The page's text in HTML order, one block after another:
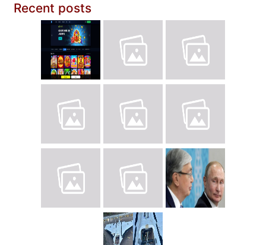
Recent posts